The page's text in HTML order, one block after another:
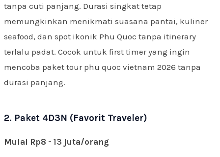
tanpa cuti panjang. Durasi singkat tetap
memungkinkan menikmati suasana pantai, kuliner
seafood, dan spot ikonik Phu Quoc tanpa itinerary
terlalu padat. Cocok untuk first timer yang ingin
mencoba paket tour phu quoc vietnam 2026 tanpa
durasi panjang.
2. Paket 4D3N (Favorit Traveler)
Mulai Rp8 - 13 juta/orang